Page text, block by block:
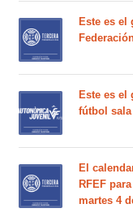
Este es el
Este es
fútbol sala
El
RFEF
martes 4